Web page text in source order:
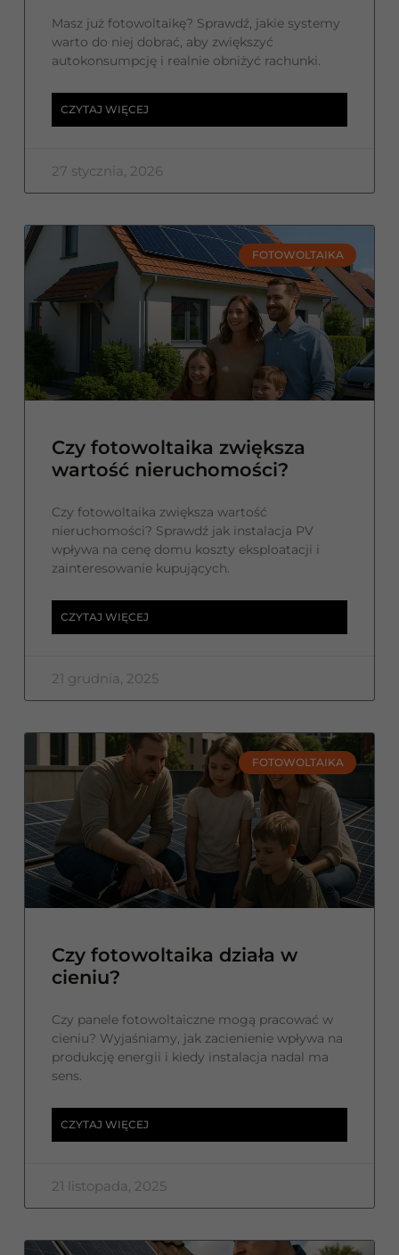
Masz już fotowoltaikę? Sprawdź, jakie systemy
warto do niej dobrać, aby zwiększyć
autokonsumpcję i realnie obniżyć rachunki.
CZYTAJ WIĘCEJ
27 stycznia, 2026
FOTOWOLTAIKA
Czy fotowoltaika zwiększa
wartość nieruchomości?
Czy fotowoltaika zwiększa wartość
nieruchomości? Sprawdź jak instalacja PV
wpływa na cenę domu koszty eksploatacji i
zainteresowanie kupujących.
CZYTAJ WIĘCEJ
21 grudnia, 2025
FOTOWOLTAIKA
Czy fotowoltaika działa w
cieniu?
Czy panele fotowoltaiczne mogą pracować w
cieniu? Wyjaśniamy, jak zacienienie wpływa na
produkcję energii i kiedy instalacja nadal ma
sens.
CZYTAJ WIĘCEJ
21 listopada, 2025